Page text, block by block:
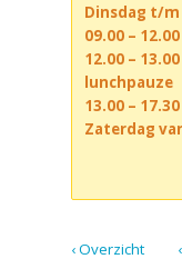
Dinsdag t/
09.00 –
12.00 –
lunchpauze
13.00 –
Zaterdag
‹ Overzicht